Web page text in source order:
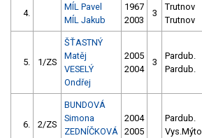
4.
MÍL Pavel
MÍL Jakub
1967
2003
3
Trutnov
Trutnov
5. 1/ZS
ŠŤASTNÝ
Matěj
VESELÝ
Ondřej
2005
2004
3
Pardub.
Pardub.
6. 2/ZS
BUNDOVÁ
Simona
ZEDNÍČKOVÁ
2004
2005
Pardub.
Vys.Mýto